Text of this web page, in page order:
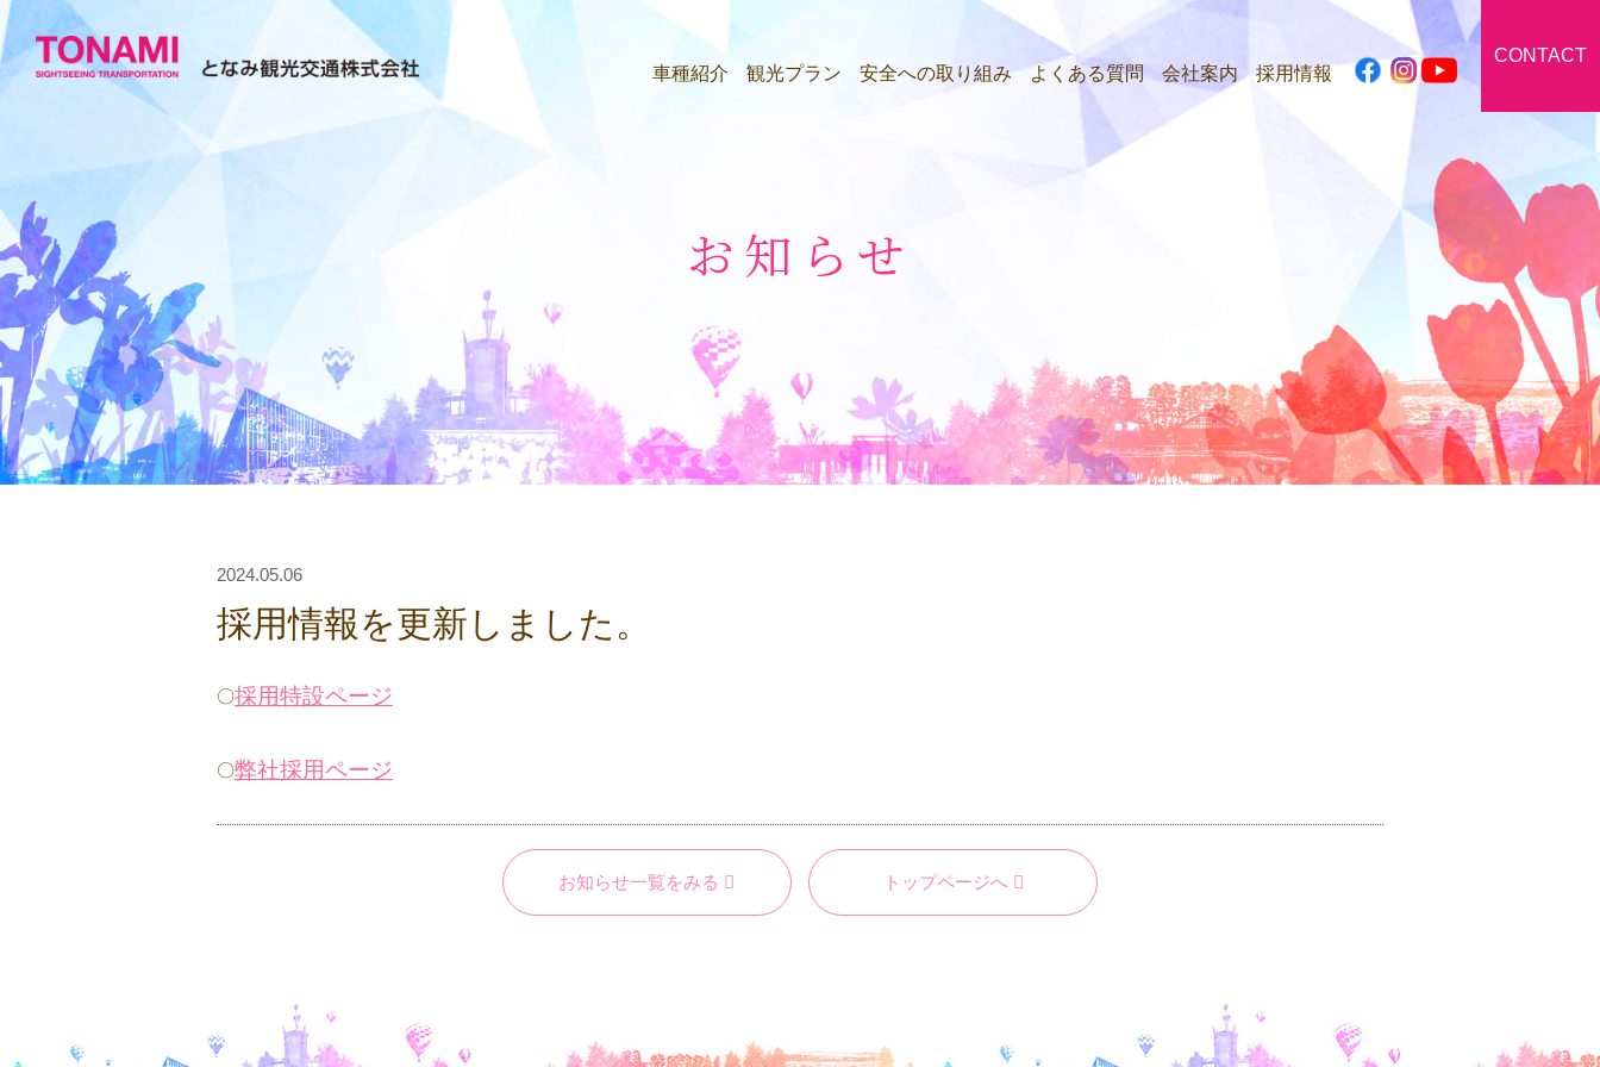
車種紹介 観光プラン 安全への取り組み よくある質問 会社案内 採用情報
お知らせ
2024.05.06
採用情報を更新しました。
〇採用特設ページ
〇弊社採用ページ
お知らせ一覧をみる トップページへ
CONTACT